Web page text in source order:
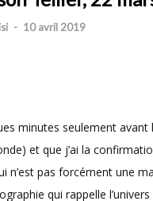
- 10 avril 2019
minutes seulement
et que j’ai la
n’est pas forcément une
qui rappelle